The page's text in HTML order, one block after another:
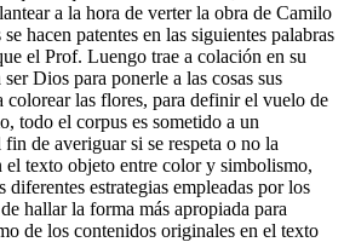
a la hora de verter la obra de Camilo
hacen patentes en las siguientes palabras
el Prof. Luengo trae a colación en su
Dios para ponerle a las cosas sus
colorear las flores, para definir el vuelo de
todo el corpus es sometido a un
de averiguar si se respeta o no la
el texto objeto entre color y simbolismo,
diferentes estrategias empleadas por los
hallar la forma más apropiada para
de los contenidos originales en el texto